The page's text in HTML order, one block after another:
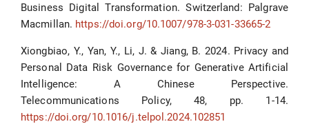
Business Digital Transformation. Switzerland: Palgrave
Macmillan. https://doi.org/10.1007/978-3-031-33665-2
Xiongbiao, Y., Yan, Y., Li, J. & Jiang, B. 2024. Privacy and
Personal Data Risk Governance for Generative Artificial
Intelligence: A Chinese Perspective.
Telecommunications Policy, 48, pp. 1-14.
https://doi.org/10.1016/j.telpol.2024.102851